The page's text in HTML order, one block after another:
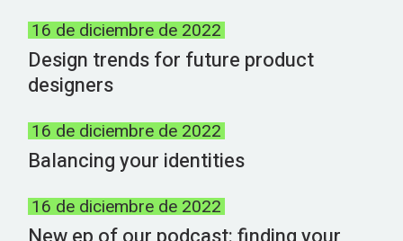
16 de diciembre de 2022
Design trends for future product
designers
16 de diciembre de 2022
Balancing your identities
16 de diciembre de 2022